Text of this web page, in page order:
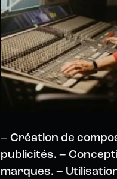
– Création de
publicités. –
marques. –